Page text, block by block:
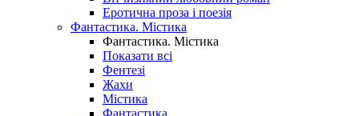
Еротична проза і поезія
Фантастика. Містика
Фантастика. Містика
Показати всі
Фентезі
Жахи
Містика
Фантастика